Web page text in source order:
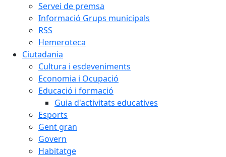
Servei de premsa
Informació Grups municipals
RSS
Hemeroteca
Ciutadania
Cultura i esdeveniments
Economia i Ocupació
Educació i formació
Guia d'activitats educatives
Esports
Gent gran
Govern
Habitatge